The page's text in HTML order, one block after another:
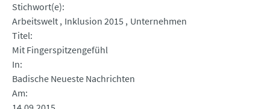
Stichwort(e)
Arbeitswelt Inklusion 2015
Unternehmen
Titel
Mit Fingerspitzengefühl
In
Badische Neueste Nachrichten
Am